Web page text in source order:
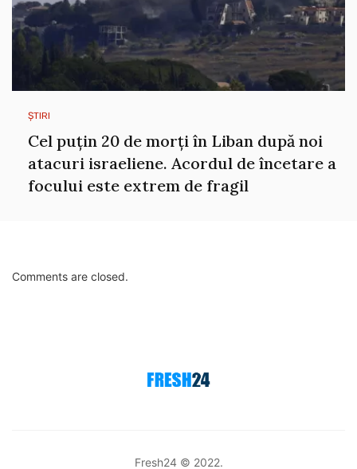
ȘTIRI
Cel puțin 20 de morți în Liban după noi
atacuri israeliene. Acordul de încetare a
focului este extrem de fragil
Comments are closed.
Fresh24 © 2022.